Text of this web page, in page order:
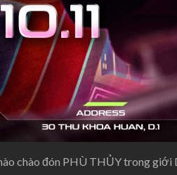
chào đón PHÙ THỦY trong giới